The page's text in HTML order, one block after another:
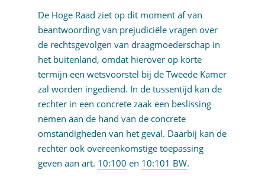
De Hoge Raad ziet op dit moment af van
beantwoording van prejudiciële vragen over
de rechtsgevolgen van draagmoederschap in
het buitenland, omdat hierover op korte
termijn een wetsvoorstel bij de Tweede Kamer
zal worden ingediend. In de tussentijd kan de
rechter in een concrete zaak een beslissing
nemen aan de hand van de concrete
omstandigheden van het geval. Daarbij kan de
rechter ook overeenkomstige toepassing
geven aan art. 10:100 en 10:101 BW.